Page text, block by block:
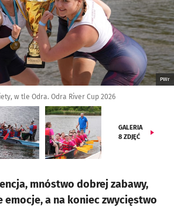
PWr
w tle Odra. Odra River Cup 2026
GALERIA
8 ZDJĘĆ
mnóstwo dobrej zabawy,
a na koniec zwycięstwo